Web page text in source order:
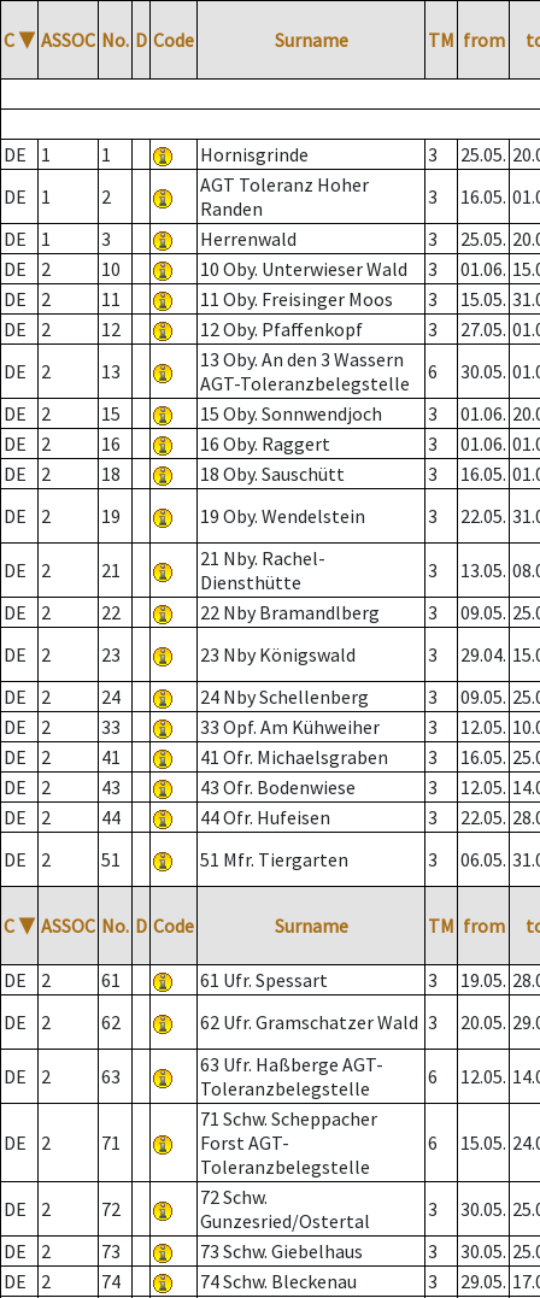
C ▼ ASSOC No. D Code Surname TM from
DE 1 1 Hornisgrinde 3 25.05.
DE
1 2
AGT Toleranz Hoher
Randen
3 16.05.
DE
1 3 Herrenwald 3 25.05.
DE
2 10 10 Oby. Unterwieser Wald 3 01.06.
DE
2 11 11 Oby. Freisinger Moos 3 15.05.
DE
2 12 12 Oby. Pfaffenkopf 3 27.05.
DE
2 13
13 Oby. An den 3 Wassern
AGT-Toleranzbelegstelle
6 30.05.
DE
2 15 15 Oby. Sonnwendjoch 3 01.06.
DE
2 16 16 Oby. Raggert 3 01.06.
DE
2 18 18 Oby. Sauschütt 3 16.05.
DE
2 19 19 Oby. Wendelstein 3 22.05.
DE 2 21
21 Nby. Rachel-
Diensthütte
3 13.05.
DE
2 22 22 Nby Bramandlberg 3 09.05.
DE
2 23 23 Nby Königswald 3 29.04.
DE
2 24 24 Nby Schellenberg 3 09.05.
DE
2 33 33 Opf. Am Kühweiher 3 12.05.
DE
2 41 41 Ofr. Michaelsgraben 3 16.05.
DE
2 43 43 Ofr. Bodenwiese 3 12.05.
DE
2 44 44 Ofr. Hufeisen 3 22.05.
DE
2 51 51 Mfr. Tiergarten 3 06.05.
C ▼ ASSOC No. D Code Surname TM from
DE 2 61 61 Ufr. Spessart 3 19.05.
DE
2 62 62 Ufr. Gramschatzer Wald 3 20.05.
DE 2 63
63 Ufr. Haßberge AGT-
Toleranzbelegstelle
6 12.05.
DE 2 71
71 Schw. Scheppacher
Forst AGT-
Toleranzbelegstelle
6 15.05.
DE 2 72
72 Schw.
Gunzesried/Ostertal
3 30.05.
DE
2 73 73 Schw. Giebelhaus 3 30.05.
DE
2 74 74 Schw. Bleckenau 3 29.05.